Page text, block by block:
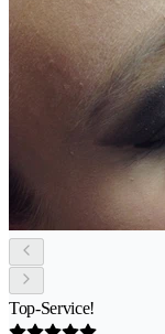
Top-Service!